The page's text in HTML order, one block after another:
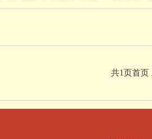
共1页首页